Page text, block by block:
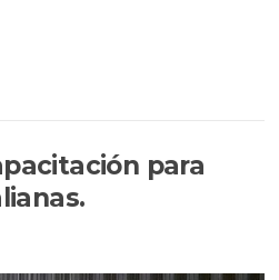
para